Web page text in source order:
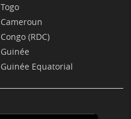
Togo
Cameroun
Congo (RDC)
Guinée
Guinée Equatorial